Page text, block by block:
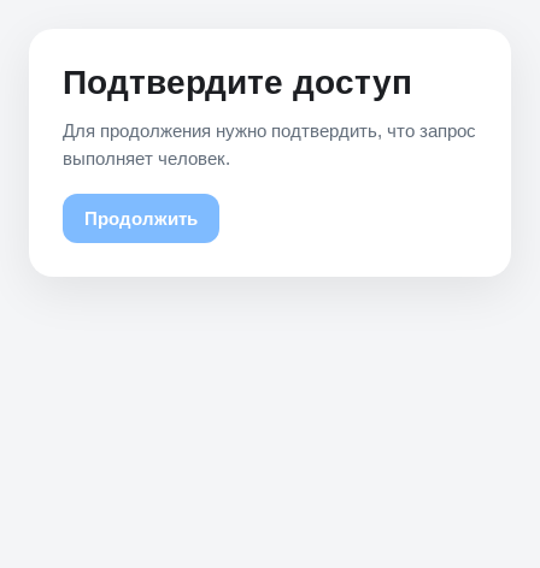
Подтвердите доступ
Для продолжения нужно подтвердить, что запрос
выполняет человек.
Продолжить